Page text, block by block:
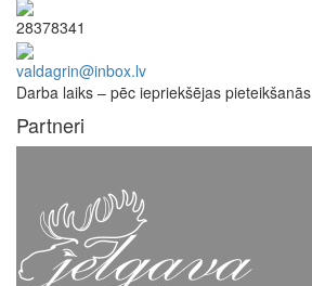
28378341
valdagrin@inbox.lv
Darba laiks – pēc iepriekšējas pieteikšanās
Partneri